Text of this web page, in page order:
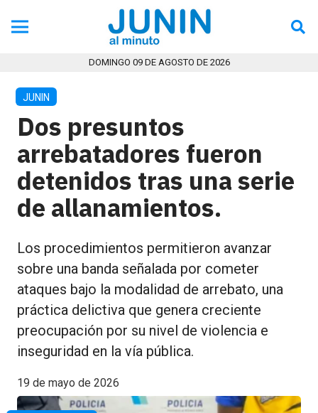
DOMINGO 09 DE AGOSTO DE 2026
JUNIN
Dos presuntos
arrebatadores fueron
detenidos tras una serie
de allanamientos.
Los procedimientos permitieron avanzar
sobre una banda señalada por cometer
ataques bajo la modalidad de arrebato, una
práctica delictiva que genera creciente
preocupación por su nivel de violencia e
inseguridad en la vía pública.
19 de mayo de 2026